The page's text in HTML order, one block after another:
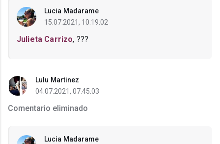
Lucia Madarame
15.07.2021, 10:19:02
Julieta Carrizo, ???
Lulu Martinez
04.07.2021, 07:45:03
Comentario eliminado
Lucia Madarame